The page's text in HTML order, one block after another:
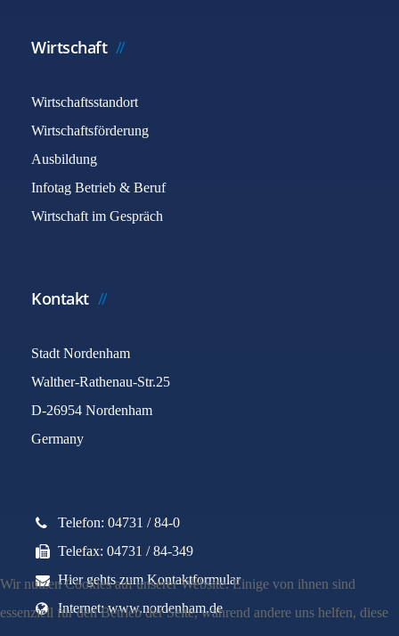
Wirtschaft
Wirtschaftsstandort
Wirtschaftsförderung
Ausbildung
Infotag Betrieb & Beruf
Wirtschaft im Gespräch
Kontakt
Stadt Nordenham
Walther-Rathenau-Str.25
D-26954 Nordenham
Germany
Telefon: 04731 / 84-0
Telefax: 04731 / 84-349
Hier gehts zum Kontaktformular
Internet: www.nordenham.de
Wir nutzen Cookies auf unserer Website. Einige von ihnen sind
essenziell für den Betrieb der Seite, während andere uns helfen, diese